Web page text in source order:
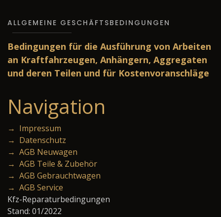
ALLGEMEINE GESCHÄFTSBEDINGUNGEN
Bedingungen für die Ausführung von Arbeiten
an Kraftfahrzeugen, Anhängern, Aggregaten
und deren Teilen und für Kostenvoranschläge
Navigation
→ Impressum
→ Datenschutz
→ AGB Neuwagen
→ AGB Teile & Zubehör
→ AGB Gebrauchtwagen
→ AGB Service
Kfz-Reparaturbedingungen
Stand: 01/2022